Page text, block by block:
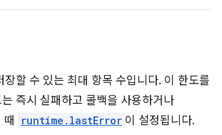
장할 수 있는 최대 항목 수입니다. 이 한도를
즉시 실패하고 콜백을 사용하거나
runtime.lastError 이 설정됩니다.